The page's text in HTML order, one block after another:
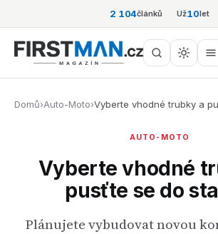
2 104článků Už10let
Domů›Auto-Moto›Vyberte vhodné trubky a
AUTO-MOTO
Vyberte vhodné
pusťte se do
Plánujete vybudovat novou